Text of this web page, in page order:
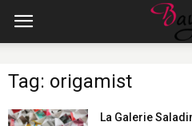
Tag: origamist
La Galerie